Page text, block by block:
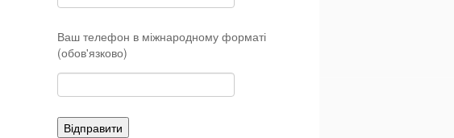
Ваш телефон в міжнародному форматі
(обов'язково)